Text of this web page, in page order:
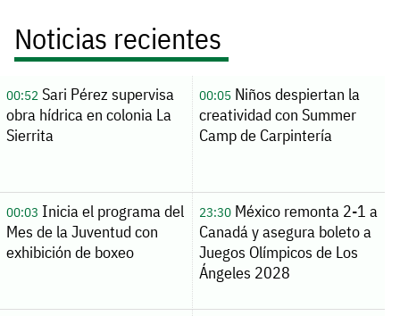
Noticias recientes
00:52Sari Pérez supervisa
obra hídrica en colonia La
Sierrita
00:05Niños despiertan la
creatividad con Summer
Camp de Carpintería
00:03 Inicia el programa del
Mes de la Juventud con
exhibición de boxeo
23:30México remonta 2-1 a
Canadá y asegura boleto a
Juegos Olímpicos de Los
Ángeles 2028